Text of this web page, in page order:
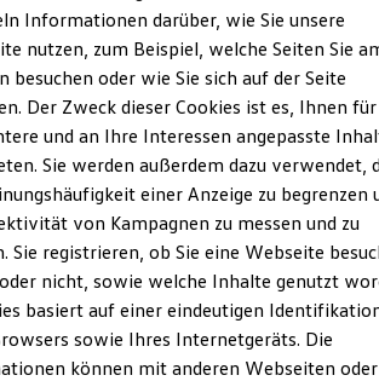
im Winter
unterwegs
Zuhause
finden
und Lebensdauer
Kauf
Förderung
und Konnektivität
lichtinger.de
2914
Geschlossen
Geschlossen
Ansprechpartner
Informationen darüber, wie Sie unsere
nutzen, zum Beispiel, welche Seiten Sie
besuchen oder wie Sie sich auf der Seite
Der Zweck dieser Cookies ist es, Ihnen für
und an Ihre Interessen angepasste
Sie werden außerdem dazu verwendet,
einer Anzeige zu begrenzen
von Kampagnen zu messen und zu
Sie registrieren, ob Sie eine Webseite
nicht, sowie welche Inhalte genutzt
basiert auf einer eindeutigen
sowie Ihres Internetgeräts. Die
können mit anderen Webseiten oder